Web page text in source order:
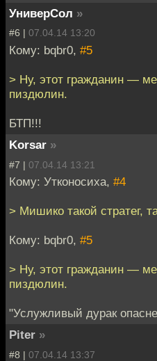
УниверСол »
#6 | 07.04.14 13:20
Кому: bqbr0, #5
> Ну, этот гражданин —
пиздюлин.
БТП!!!
Korsar »
#7 | 07.04.14 13:21
Кому: Утконосиха, #4
> Мишико такой стратег,
Кому: bqbr0, #5
> Ну, этот гражданин —
пиздюлин.
"Услужливый дурак
Piter »
#8 | 07.04.14 13:37